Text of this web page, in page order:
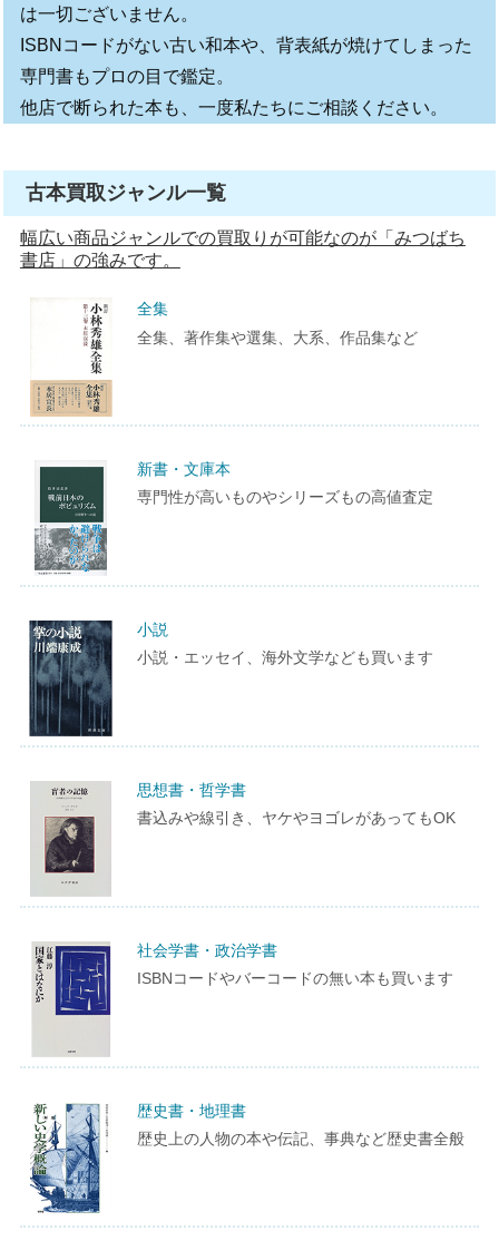
は一切ございません。
ISBNコードがない古い和本や、背表紙が焼けてしまった
専門書もプロの目で鑑定。
他店で断られた本も、一度私たちにご相談ください。
古本買取ジャンル一覧
幅広い商品ジャンルでの買取りが可能なのが「みつばち
書店」の強みです。
全集
全集、著作集や選集、大系、作品集など
新書・文庫本
専門性が高いものやシリーズもの高値査定
小説
小説・エッセイ、海外文学なども買います
思想書・哲学書
書込みや線引き、ヤケやヨゴレがあってもOK
社会学書・政治学書
ISBNコードやバーコードの無い本も買います
歴史書・地理書
歴史上の人物の本や伝記、事典など歴史書全般